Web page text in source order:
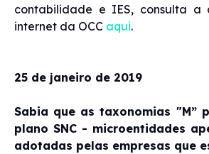
contabilidade e IES, consulta
internet da OCC aqui.
25 de janeiro de 2019
Sabia que as taxonomias "M”
plano SNC - microentidades
adotadas pelas empresas que